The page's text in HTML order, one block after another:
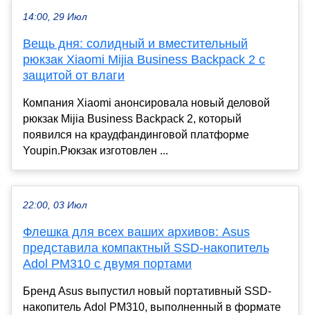
14:00, 29 Июл
Вещь дня: солидный и вместительный
рюкзак Xiaomi Mijia Business Backpack 2 с
защитой от влаги
Компания Xiaomi анонсировала новый деловой
рюкзак Mijia Business Backpack 2, который
появился на краудфандинговой платформе
Youpin.Рюкзак изготовлен ...
22:00, 03 Июл
Флешка для всех ваших архивов: Asus
представила компактный SSD-накопитель
Adol PM310 с двумя портами
Бренд Asus выпустил новый портативный SSD-
накопитель Adol PM310, выполненный в формате